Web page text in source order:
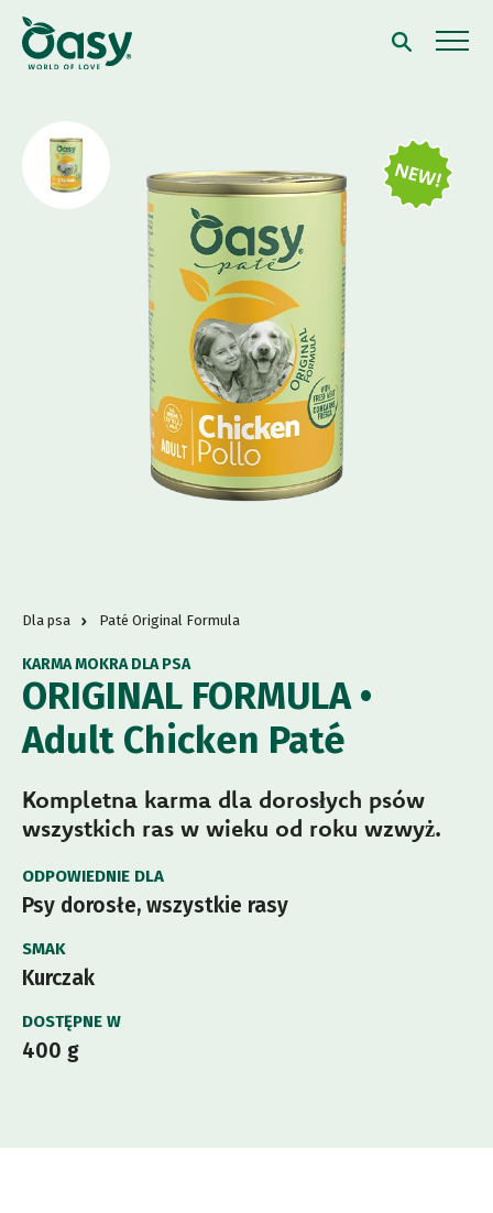
Dla psa Paté Original Formula
ORIGINAL FORMULA •
Adult Chicken Paté
KARMA MOKRA DLA PSA
Kompletna karma dla dorosłych psów
wszystkich ras w wieku od roku wzwyż.
ODPOWIEDNIE DLA
Psy dorosłe, wszystkie rasy
SMAK
Kurczak
DOSTĘPNE W
400 g